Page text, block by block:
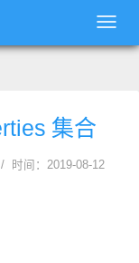
集合
/ 时间：2019-08-12